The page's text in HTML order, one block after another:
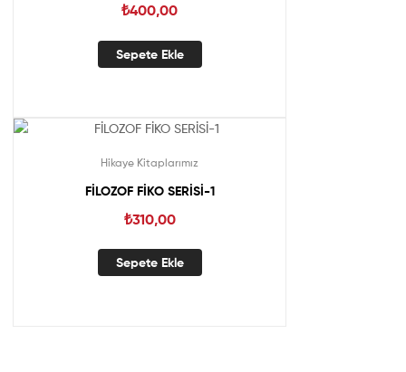
₺400,00
Sepete Ekle
Hikaye Kitaplarımız
FİLOZOF FİKO SERİSİ-1
₺310,00
Sepete Ekle